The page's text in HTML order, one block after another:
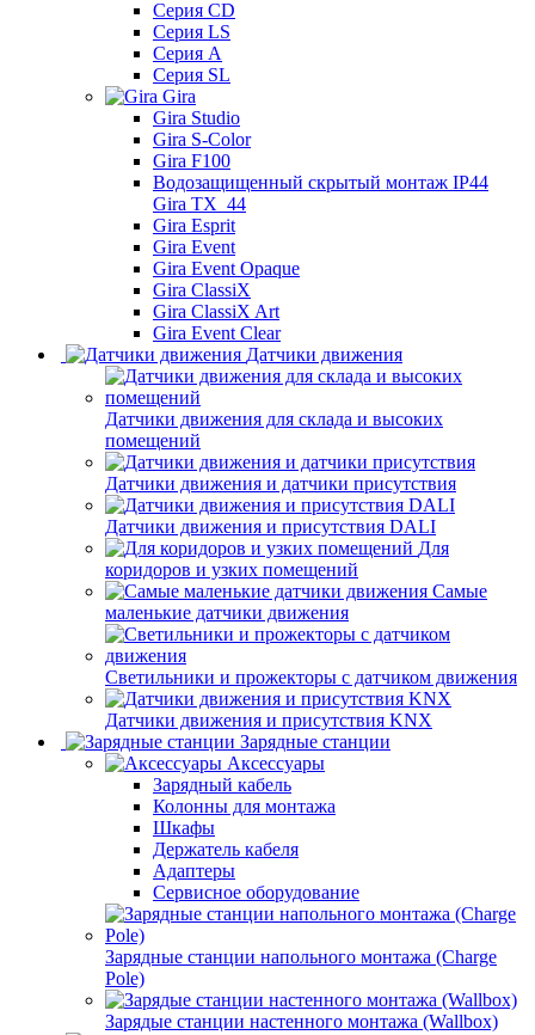
Серия CD
Серия LS
Серия A
Серия SL
Gira
Gira Studio
Gira S-Color
Gira F100
Водозащищенный скрытый монтаж IP44
Gira TX_44
Gira Esprit
Gira Event
Gira Event Opaque
Gira ClassiX
Gira ClassiX Art
Gira Event Clear
Датчики движения
Датчики движения для склада и высоких
помещений
Датчики движения и датчики присутствия
Датчики движения и присутствия DALI
Для
коридоров и узких помещений
Самые
маленькие датчики движения
Светильники и прожекторы с датчиком движения
Датчики движения и присутствия KNX
Зарядные станции
Аксессуары
Зарядный кабель
Колонны для монтажа
Шкафы
Держатель кабеля
Адаптеры
Сервисное оборудование
Зарядные станции напольного монтажа (Charge
Pole)
Зарядые станции настенного монтажа (Wallbox)